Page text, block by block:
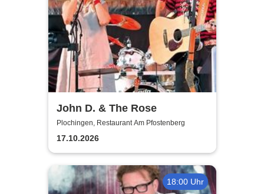
John D. & The Rose
Plochingen, Restaurant Am Pfostenberg
17.10.2026
18:00 Uhr